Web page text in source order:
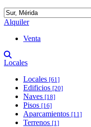
Alquiler
Venta
Locales
Locales [61]
Edificios [20]
Naves [18]
Pisos [16]
Aparcamientos [11]
Terrenos [1]